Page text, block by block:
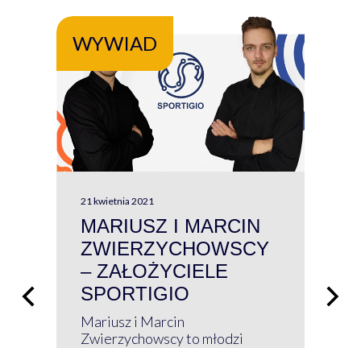
WYWIAD
21 kwietnia 2021
MARIUSZ I MARCIN
ZWIERZYCHOWSCY
– ZAŁOŻYCIELE
SPORTIGIO
Mariusz i Marcin
Zwierzychowscy to młodzi